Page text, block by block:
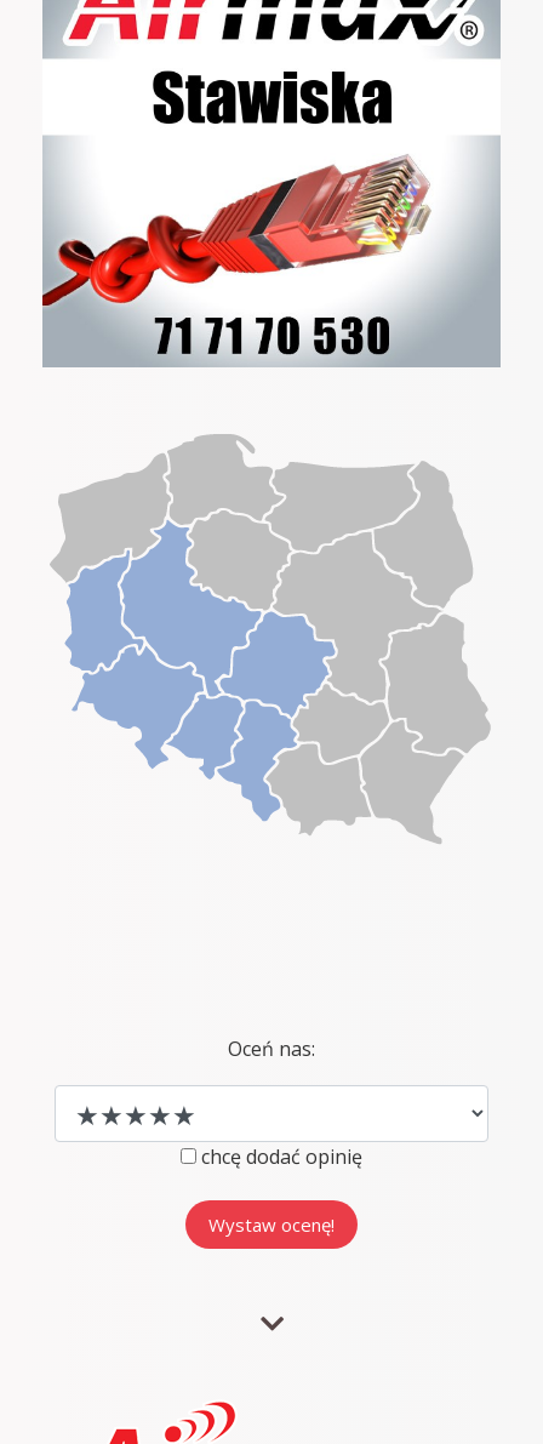
Oceń nas:
chcę dodać opinię